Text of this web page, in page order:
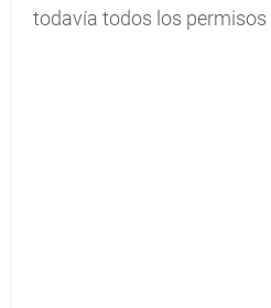
todavía todos los